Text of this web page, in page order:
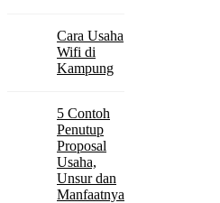
Cara Usaha
Wifi di
Kampung
5 Contoh
Penutup
Proposal
Usaha,
Unsur dan
Manfaatnya